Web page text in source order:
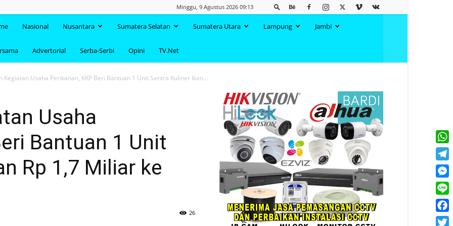
Minggu, 9 Agustus 2026 09:13
Nasional Nusantara Sumatera Selatan Sumatera Utara Lampung Jambi
Advertorial Serba-Serbi Opini TV.Net
Kegiatan Usaha Perikanan, KKP Beri Bantuan 1 Unit Sentra Kuliner Ikan...
Usaha
Bantuan 1 Unit
Rp 1,7 Miliar ke
26
Line